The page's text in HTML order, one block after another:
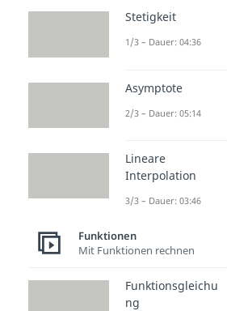
,Tangente
Stelle ein
auf und
Stetigkeit
1/3 – Dauer: 04:36
Asymptote
2/3 – Dauer: 05:14
Lineare
Interpolation
3/3 – Dauer: 03:46
Funktionen
Mit Funktionen rechnen
Funktionsgleichu
ng